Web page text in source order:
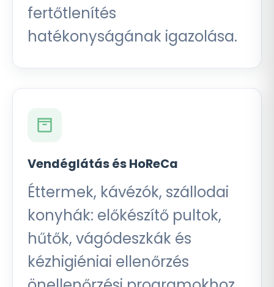
fertőtlenítés
hatékonyságának igazolása.
Vendéglátás és HoReCa
Éttermek, kávézók, szállodai
konyhák: előkészítő pultok,
hűtők, vágódeszkák és
kézhigiéniai ellenőrzés